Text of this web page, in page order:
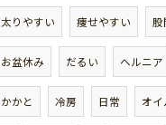
太りやすい 痩せやすい 股
お盆休み だるい ヘルニア
かかと 冷房 日常 オイ